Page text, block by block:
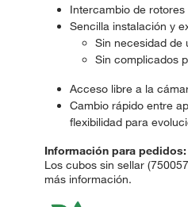
Intercambio de
Sencilla instalación y
Sin necesidad de
Sin complicados
Acceso libre a la
Cambio rápido entre
flexibilidad para
Información para pedidos:
Los cubos sin sellar
más información.